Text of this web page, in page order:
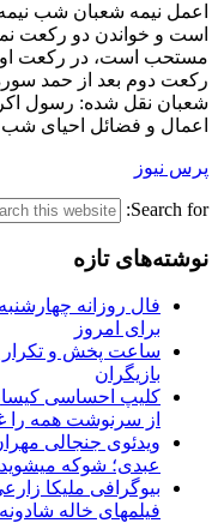
اعمل نیمه شعبان شب
است و خواندن دو رکعت
مستحب است، در رکعت
رکعت دوم بعد از حمد
شعبان نقل شده: رسول
اعمال و فضائل احیای شب
پرس نیوز
Search for:
نوشته‌های تازه
برای امروز
ساعت پخش و تکرار
بازیگران
کلیپ احساسی
از سرنوشت همه را
ویدئوی جنجالی
عبدی؛ شوکه
بیوگرافی ملیکا
فیلمهای خاله شادونه